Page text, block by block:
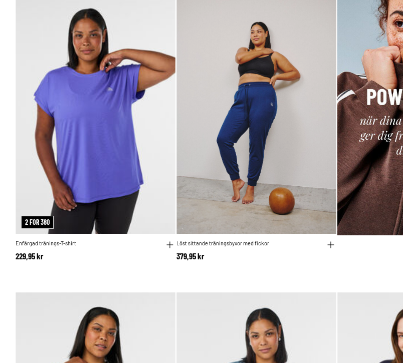
2 FOR 380
Enfärgad tränings-T-shirt
229,95 kr
Löst sittande träningsbyxor med fickor
379,95 kr